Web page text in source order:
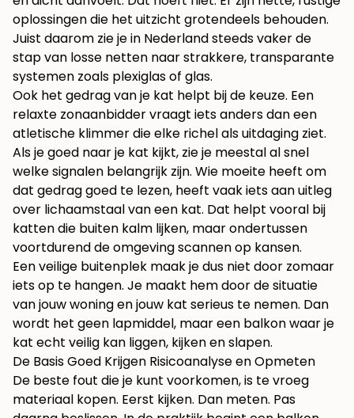
oplossingen die het uitzicht grotendeels behouden.
Juist daarom zie je in Nederland steeds vaker de
stap van losse netten naar strakkere, transparante
systemen zoals plexiglas of glas.
Ook het gedrag van je kat helpt bij de keuze. Een
relaxte zonaanbidder vraagt iets anders dan een
atletische klimmer die elke richel als uitdaging ziet.
Als je goed naar je kat kijkt, zie je meestal al snel
welke signalen belangrijk zijn. Wie moeite heeft om
dat gedrag goed te lezen, heeft vaak iets aan uitleg
over lichaamstaal van een kat. Dat helpt vooral bij
katten die buiten kalm lijken, maar ondertussen
voortdurend de omgeving scannen op kansen.
Een veilige buitenplek maak je dus niet door zomaar
iets op te hangen. Je maakt hem door de situatie
van jouw woning en jouw kat serieus te nemen. Dan
wordt het geen lapmiddel, maar een balkon waar je
kat echt veilig kan liggen, kijken en slapen.
De Basis Goed Krijgen Risicoanalyse en Opmeten
De beste fout die je kunt voorkomen, is te vroeg
materiaal kopen. Eerst kijken. Dan meten. Pas